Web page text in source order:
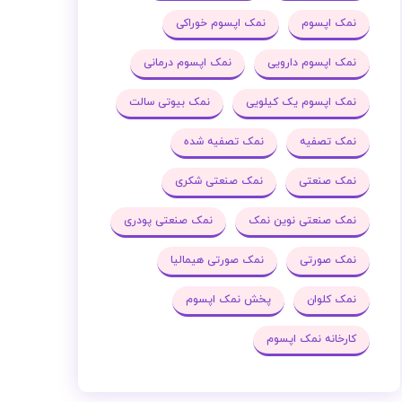
نمک اپسوم نمک اپسوم خوراکی
نمک اپسوم دارویی نمک اپسوم درمانی
نمک اپسوم یک کیلویی نمک بیوتی سالت
نمک تصفیه نمک تصفیه شده
نمک صنعتی نمک صنعتی شکری
نمک صنعتی نوین نمک نمک صنعتی پودری
نمک صورتی نمک صورتی هیمالیا
نمک کلوان پخش نمک اپسوم
کارخانه نمک اپسوم